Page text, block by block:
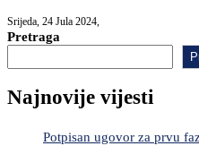
Srijeda, 24 Jula 2024,
Pretraga
Najnovije vijesti
Potpisan ugovor za prvu